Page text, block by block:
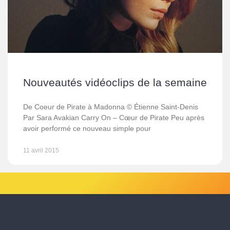
Nouveautés vidéoclips de la semaine
De Coeur de Pirate à Madonna © Étienne Saint-Denis
Par Sara Avakian Carry On – Cœur de Pirate Peu après
avoir performé ce nouveau simple pour
11 avril 2015